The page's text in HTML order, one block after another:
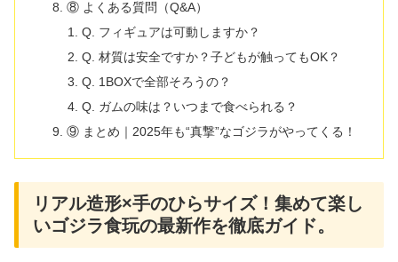
⑧ よくある質問（Q&A）
Q. フィギュアは可動しますか？
Q. 材質は安全ですか？子どもが触ってもOK？
Q. 1BOXで全部そろうの？
Q. ガムの味は？いつまで食べられる？
⑨ まとめ｜2025年も“真撃”なゴジラがやってくる！
リアル造形×手のひらサイズ！集めて楽し
いゴジラ食玩の最新作を徹底ガイド。